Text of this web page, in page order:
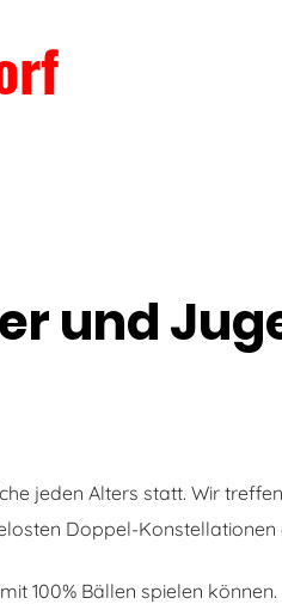
und
jeden Alters statt. Wir
Doppel-
100% Bällen spielen können.